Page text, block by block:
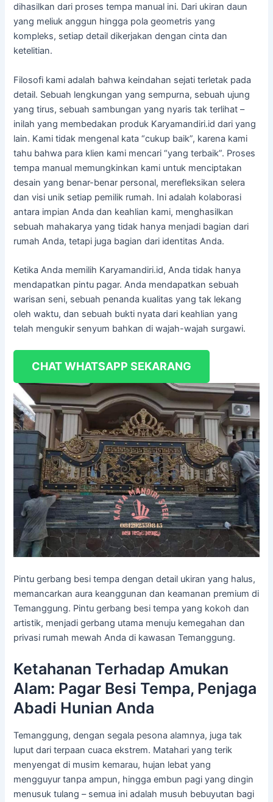
dihasilkan dari proses tempa manual ini. Dari ukiran daun
yang meliuk anggun hingga pola geometris yang
kompleks, setiap detail dikerjakan dengan cinta dan
ketelitian.
Filosofi kami adalah bahwa keindahan sejati terletak pada
detail. Sebuah lengkungan yang sempurna, sebuah ujung
yang tirus, sebuah sambungan yang nyaris tak terlihat –
inilah yang membedakan produk Karyamandiri.id dari yang
lain. Kami tidak mengenal kata “cukup baik”, karena kami
tahu bahwa para klien kami mencari “yang terbaik”. Proses
tempa manual memungkinkan kami untuk menciptakan
desain yang benar-benar personal, merefleksikan selera
dan visi unik setiap pemilik rumah. Ini adalah kolaborasi
antara impian Anda dan keahlian kami, menghasilkan
sebuah mahakarya yang tidak hanya menjadi bagian dari
rumah Anda, tetapi juga bagian dari identitas Anda.
Ketika Anda memilih Karyamandiri.id, Anda tidak hanya
mendapatkan pintu pagar. Anda mendapatkan sebuah
warisan seni, sebuah penanda kualitas yang tak lekang
oleh waktu, dan sebuah bukti nyata dari keahlian yang
telah mengukir senyum bahkan di wajah-wajah surgawi.
CHAT WHATSAPP SEKARANG
Pintu gerbang besi tempa dengan detail ukiran yang halus,
memancarkan aura keanggunan dan keamanan premium di
Temanggung. Pintu gerbang besi tempa yang kokoh dan
artistik, menjadi gerbang utama menuju kemegahan dan
privasi rumah mewah Anda di kawasan Temanggung.
Ketahanan Terhadap Amukan
Alam: Pagar Besi Tempa, Penjaga
Abadi Hunian Anda
Temanggung, dengan segala pesona alamnya, juga tak
luput dari terpaan cuaca ekstrem. Matahari yang terik
menyengat di musim kemarau, hujan lebat yang
mengguyur tanpa ampun, hingga embun pagi yang dingin
menusuk tulang – semua ini adalah musuh bebuyutan bagi